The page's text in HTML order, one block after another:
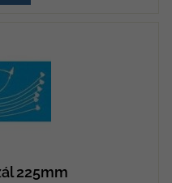
225mm